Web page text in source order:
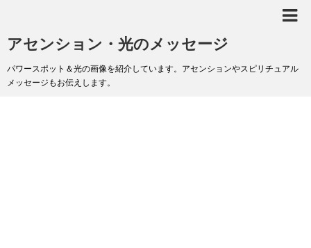
アセンション・光のメッセージ
パワースポット＆光の画像を紹介しています。アセンションやスピリチュアル
メッセージもお伝えします。